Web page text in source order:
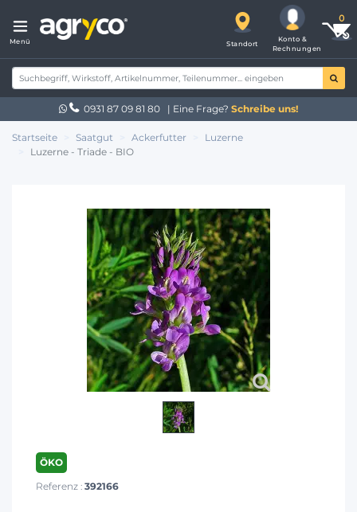
Menü Standort
Konto &
Rechnungen
0931 87 09 81 80 | Eine Frage? Schreibe uns!
Startseite Saatgut Ackerfutter
Luzerne
Luzerne - Triade - BIO
ÖKO
Referenz : 392166